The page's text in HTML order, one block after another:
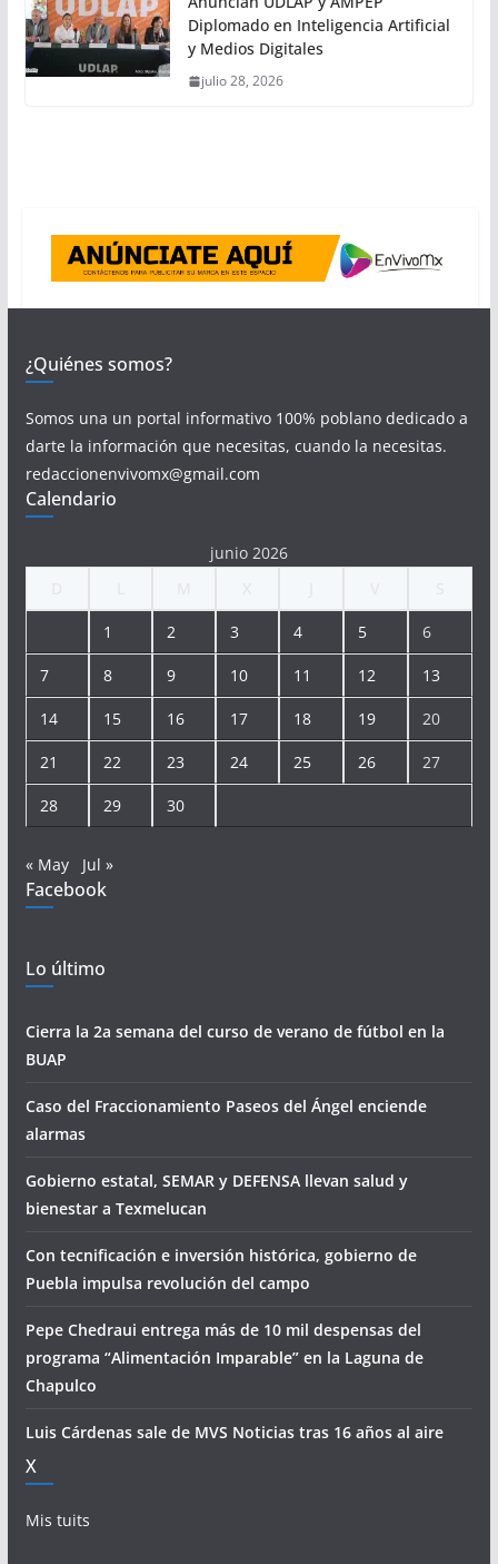
Diplomado en Inteligencia Artificial
y Medios Digitales
julio 28, 2026
¿Quiénes somos?
Somos una un portal informativo 100% poblano dedicado a
darte la información que necesitas, cuando la necesitas.
redaccionenvivomx@gmail.com
Calendario
junio 2026
1 2 3 4 5 6
7 8 9 10 11 12 13
14 15 16 17 18 19 20
21 22 23 24 25 26 27
28 29 30
« May Jul »
Facebook
Lo último
Cierra la 2a semana del curso de verano de fútbol en la
BUAP
Caso del Fraccionamiento Paseos del Ángel enciende
alarmas
Gobierno estatal, SEMAR y DEFENSA llevan salud y
bienestar a Texmelucan
Con tecnificación e inversión histórica, gobierno de
Puebla impulsa revolución del campo
Pepe Chedraui entrega más de 10 mil despensas del
programa “Alimentación Imparable” en la Laguna de
Chapulco
Luis Cárdenas sale de MVS Noticias tras 16 años al aire
X
Mis tuits